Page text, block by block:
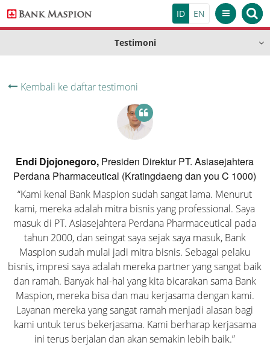
Struktur Organisasi
Prestasi
Testimoni
Tabungan Karya
Tabungan Si Cerdas
Arthadollar
Autosaving Plan
Thai Baht Saving Account
Your Dream Saving Plan
Deposito
Deposito USD
e-Deposit
Maspion Save
Giro
Giro Perorangan
Giro Hebat
Giro Perusahaan
Giro Plus
Kredit
Kredit Modal Kerja
Kredit Investasi
Kredit Konsumer
Personal Loan Umum (PLU)
Trade Finance
L/C Ekspor
L/C Impor
Pembukaan SKBDN
Remittance
Kiriman Dana Keluar
Penerimaan Dana
Maspion QR
LAYANAN
Weekend Banking
Menu Layanan
ATM
Internet Banking
Maspion Auto Payroll
Safe Deposit Box
Payment Point
Multiple Transfer
Internet Banking
Rapat Umum Pemegang Saham
Susunan Dewan Komisaris dan Direksi
Sekretaris Perusahaan
Susunan Anggota Komite
Pedoman dan Tata Tertib Kerja
Anggaran Dasar dan Akta Berita Acara RUPS
HUBUNGAN INVESTOR
Informasi Perusahaan
Informasi Pemegang Saham
Transparansi dan Publikasi Laporan Keuangan
Keterbukaan Informasi
Laporan Tata Kelola
program dan berita
informasi
ID EN
Testimoni
Nilai Inti Perusahaan
Prestasi
Testimoni
Kembali ke daftar testimoni
Endi Djojonegoro, Presiden Direktur PT. Asiasejahtera
Perdana Pharmaceutical (Kratingdaeng dan you C 1000)
“Kami kenal Bank Maspion sudah sangat lama. Menurut
kami, mereka adalah mitra bisnis yang professional. Saya
masuk di PT. Asiasejahtera Perdana Pharmaceutical pada
tahun 2000, dan seingat saya sejak saya masuk, Bank
Maspion sudah mulai jadi mitra bisnis. Sebagai pelaku
bisnis, impresi saya adalah mereka partner yang sangat baik
dan ramah. Banyak hal-hal yang kita bicarakan sama Bank
Maspion, mereka bisa dan mau kerjasama dengan kami.
Layanan mereka yang sangat ramah menjadi alasan bagi
kami untuk terus bekerjasama. Kami berharap kerjasama
ini terus berjalan dan akan semakin lebih baik.”